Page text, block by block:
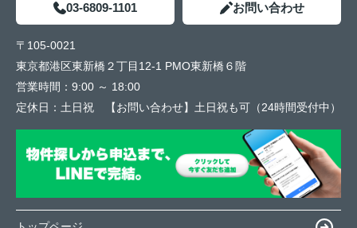
03-6809-1101 お問い合わせ
〒105-0021
東京都港区東新橋２丁目12-1 PMO東新橋６階
営業時間： 9:00 ～ 18:00
定休日： 土日祝 【お問い合わせ】土日祝も可（24時間受付中）